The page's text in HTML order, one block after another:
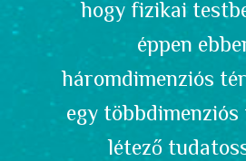
hogy fizikai
éppen
háromdimenziós
egy
létező